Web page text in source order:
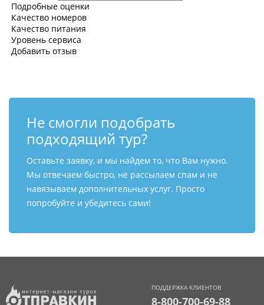
Подробные оценки
Качество номеров
Качество питания
Уровень сервиса
Добавить отзыв
Не смогли подобрать
подходящий тур?
Оставьте заявку, и мы найдем то, что Вам нужно.
Мы отвечаем быстро, не рассылаем спам и не
навязываем дополнительных услуг. Просто
попробуйте и убедитесь сами!
ПОДДЕРЖКА КЛИЕНТОВ
8-800-700-69-88